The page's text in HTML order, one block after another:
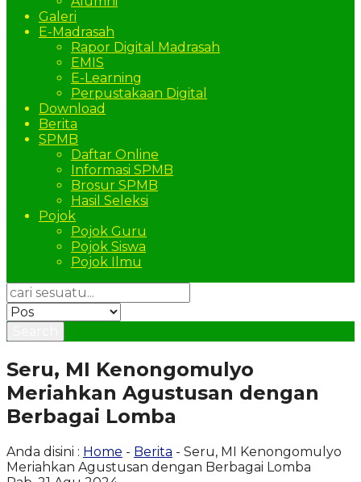
Galeri
E-Madrasah
Rapor Digital Madrasah
EMIS
E-Learning
Perpustakaan Digital
Download
Berita
SPMB
Daftar Online
Informasi SPMB
Brosur SPMB
Hasil Seleksi
Pojok
Pojok Guru
Pojok Siswa
Pojok Ilmu
Seru, MI Kenongomulyo
Meriahkan Agustusan dengan
Berbagai Lomba
Anda disini : Home - Berita - Seru, MI Kenongomulyo
Meriahkan Agustusan dengan Berbagai Lomba